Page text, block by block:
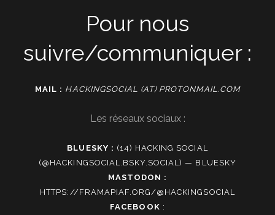
Pour nous
suivre/communiquer :
MAIL : HACKINGSOCIAL (AT) PROTONMAIL.COM
Les réseaux sociaux :
BLUESKY : (14) HACKING SOCIAL
(@HACKINGSOCIAL.BSKY.SOCIAL) — BLUESKY
MASTODON :
HTTPS://FRAMAPIAF.ORG/@HACKINGSOCIAL
FACEBOOK :